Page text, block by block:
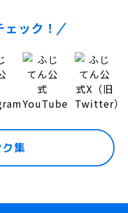
ック！
集